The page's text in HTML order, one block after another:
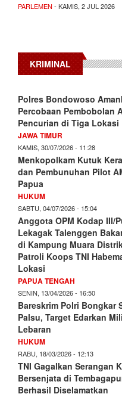
PARLEMEN - KAMIS, 2 JUL 2026
KRIMINAL
Polres Bondowoso
Percobaan Pembobolan
Pencurian di Tiga Lokasi
JAWA TIMUR
KAMIS, 30/07/2026 - 11:28
Menkopolkam Kutuk
dan Pembunuhan Pilot
Papua
HUKUM
SABTU, 04/07/2026 - 15:04
Anggota OPM Kodap III/
Lekagak Talenggen
di Kampung Muara
Patroli Koops TNI
Lokasi
PAPUA TENGAH
SENIN, 13/04/2026 - 16:50
Bareskrim Polri Bongkar
Palsu, Target Edarkan
Lebaran
HUKUM
RABU, 18/03/2026 - 12:13
TNI Gagalkan Serangan
Bersenjata di
Berhasil Diselamatkan